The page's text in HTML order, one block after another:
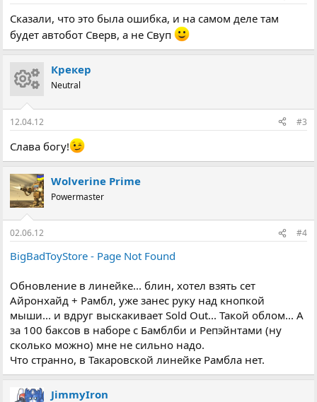
Сказали, что это была ошибка, и на самом деле там
будет автобот Сверв, а не Свуп
Крекер
Neutral
12.04.12 #3
Слава богу!
Wolverine Prime
Powermaster
02.06.12 #4
BigBadToyStore - Page Not Found
Обновление в линейке... блин, хотел взять сет
Айронхайд + Рамбл, уже занес руку над кнопкой
мыши... и вдруг выскакивает Sold Out... Такой облом... А
за 100 баксов в наборе с Бамблби и Репэйнтами (ну
сколько можно) мне не сильно надо.
Что странно, в Такаровской линейке Рамбла нет.
JimmyIron